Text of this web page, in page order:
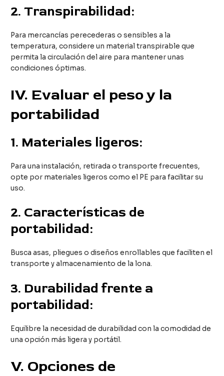
2.Transpirabilidad:
Para mercancías perecederas o sensibles a la
temperatura, considere un material transpirable que
permita la circulación del aire para mantener unas
condiciones óptimas.
IV. Evaluar el peso y la
portabilidad
1. Materiales ligeros:
Para una instalación, retirada o transporte frecuentes,
opte por materiales ligeros como el PE para facilitar su
uso.
2. Características de
portabilidad:
Busca asas, pliegues o diseños enrollables que faciliten el
transporte y almacenamiento de la lona.
3. Durabilidad frente a
portabilidad:
Equilibre la necesidad de durabilidad con la comodidad de
una opción más ligera y portátil.
V. Opciones de